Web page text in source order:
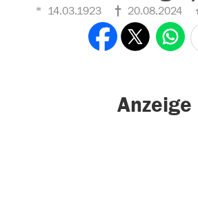
14.03.1923 20.08.2024
Anzeige